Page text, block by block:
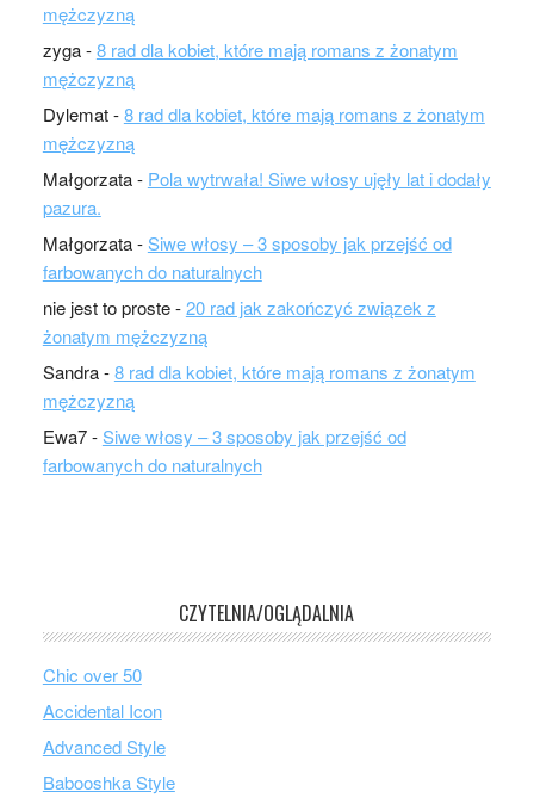
mężczyzną
zyga-8 rad dla kobiet, które mają romans z żonatym
mężczyzną
Dylemat-8 rad dla kobiet, które mają romans z żonatym
mężczyzną
Małgorzata- Pola wytrwała! Siwe włosy ujęły lat i dodały
pazura.
Małgorzata-Siwe włosy – 3 sposoby jak przejść od
farbowanych do naturalnych
nie jest to proste-20 rad jak zakończyć związek z
żonatym mężczyzną
Sandra-8 rad dla kobiet, które mają romans z żonatym
mężczyzną
Ewa7-Siwe włosy – 3 sposoby jak przejść od
farbowanych do naturalnych
CZYTELNIA/OGLĄDALNIA
Chic over 50
Accidental Icon
Advanced Style
Babooshka Style